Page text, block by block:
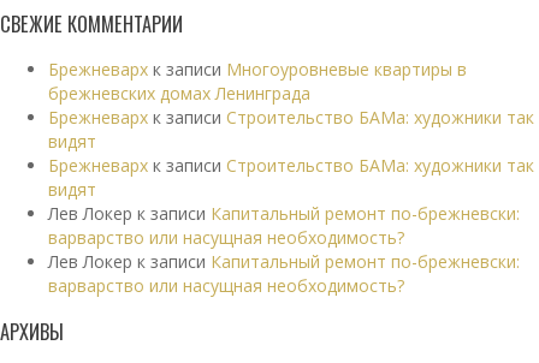
СВЕЖИЕ КОММЕНТАРИИ
Брежневарх к записи Многоуровневые квартиры в
брежневских домах Ленинграда
Брежневарх к записи Строительство БАМа: художники так
видят
Брежневарх к записи Строительство БАМа: художники так
видят
Лев Локер к записи Капитальный ремонт по-брежневски:
варварство или насущная необходимость?
Лев Локер к записи Капитальный ремонт по-брежневски:
варварство или насущная необходимость?
АРХИВЫ